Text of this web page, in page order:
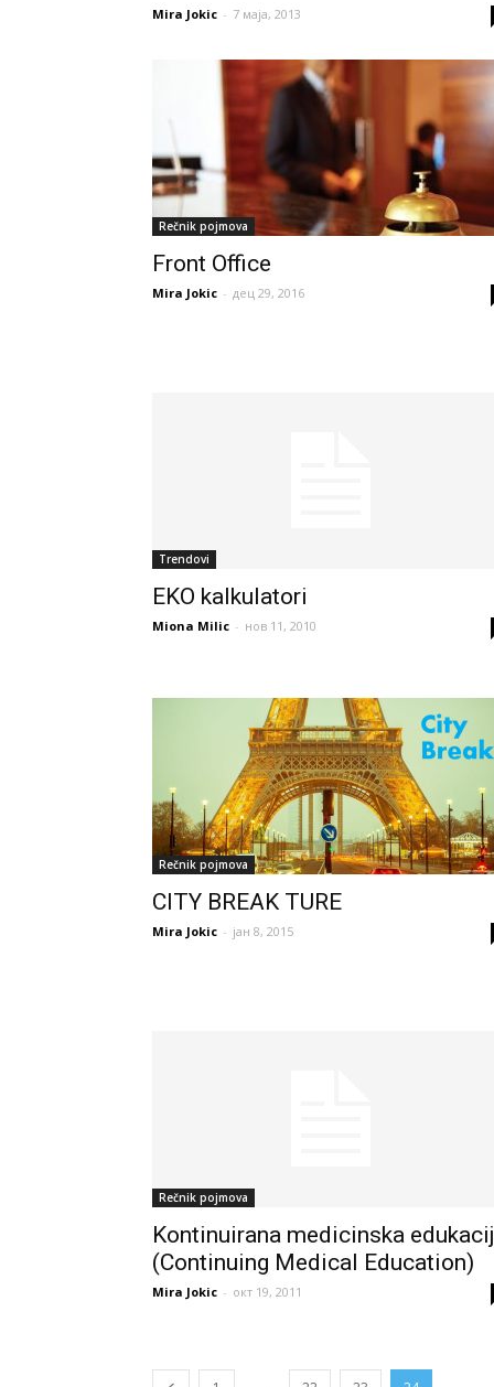
Mira Jokic - 7 маја, 2013
Rečnik pojmova
Front Office
Mira Jokic - дец 29, 2016
Trendovi
EKO kalkulatori
Miona Milic - нов 11, 2010
Rečnik pojmova
CITY BREAK TURE
Mira Jokic - јан 8, 2015
Rečnik pojmova
Kontinuirana medicinska
(Continuing Medical Education)
Mira Jokic - окт 19, 2011